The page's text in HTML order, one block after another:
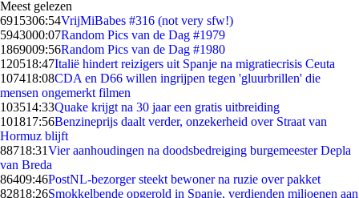
Meest gelezen
6915306:54VrijMiBabes #316 (not very sfw!)
5943000:07Random Pics van de Dag #1979
1869009:56Random Pics van de Dag #1980
120518:47Italië hindert reizigers uit Spanje na migratiecrisis Ceuta
107418:08CDA en D66 willen ingrijpen tegen 'gluurbrillen' die
mensen ongemerkt filmen
103514:33Quake krijgt na 30 jaar een gratis uitbreiding
101817:56Benzineprijs daalt verder, onzekerheid over Straat van
Hormuz blijft
88718:31Vier aanhoudingen na doodsbedreiging burgemeester Depla
van Breda
86409:46PostNL-bezorger steekt bewoner na ruzie over pakket
82818:26Smokkelbende opgerold in Spanje, verdienden miljoenen aan